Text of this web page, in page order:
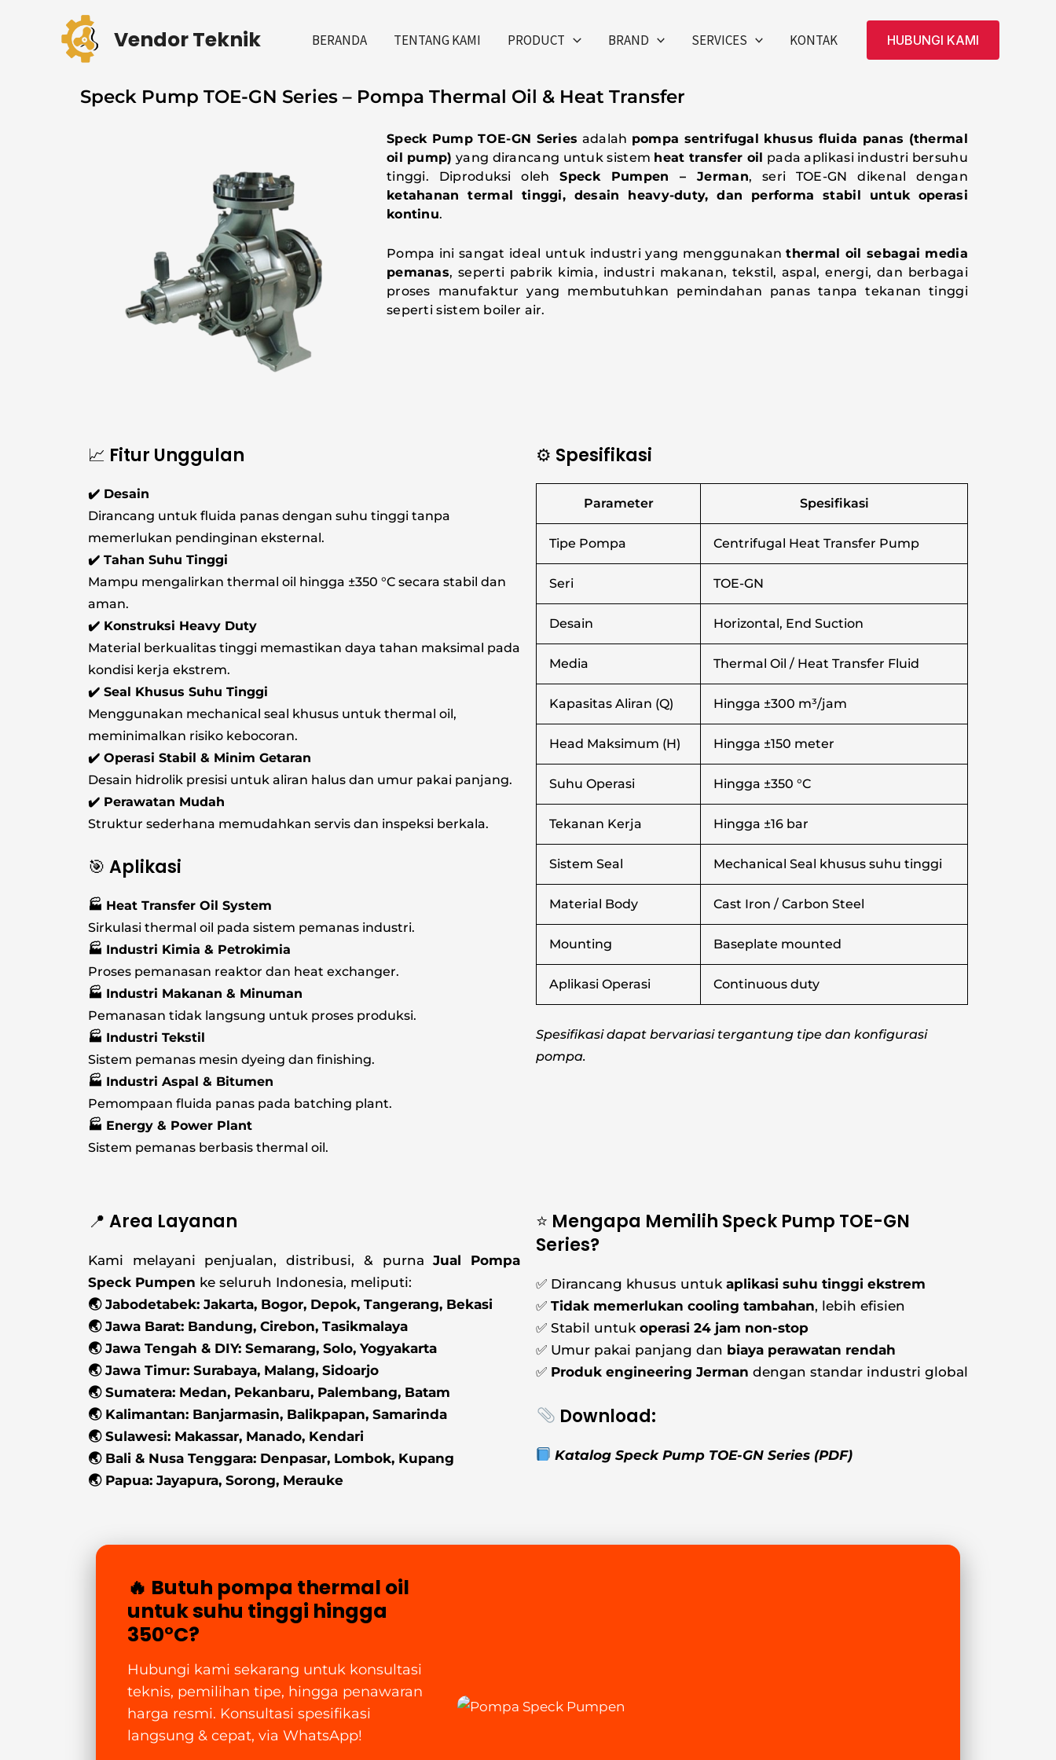
Vendor Teknik BERANDA TENTANG KAMI PRODUCT BRAND SERVICES KONTAK HUBUNGI KAMI
Speck Pump TOE-GN Series – Pompa Thermal Oil & Heat Transfer
Speck Pump TOE-GN Series adalah pompa sentrifugal khusus fluida panas (thermal
oil pump) yang dirancang untuk sistem heat transfer oil pada aplikasi industri bersuhu
tinggi. Diproduksi olehSpeck Pumpen – Jerman, seri TOE-GN dikenal dengan
ketahanan termal tinggi, desain heavy-duty, dan performa stabil untuk operasi
kontinu.
Pompa ini sangat ideal untuk industri yang menggunakanthermal oil sebagai media
pemanas, seperti pabrik kimia, industri makanan, tekstil, aspal, energi, dan berbagai
proses manufaktur yang membutuhkan pemindahan panas tanpa tekanan tinggi
seperti sistem boiler air.
📈 Fitur Unggulan
✔️ Desain
Dirancang untuk fluida panas dengan suhu tinggi tanpa
memerlukan pendinginan eksternal.
✔️ Tahan Suhu Tinggi
Mampu mengalirkan thermal oil hingga ±350 °C secara stabil dan
aman.
✔️ Konstruksi Heavy Duty
Material berkualitas tinggi memastikan daya tahan maksimal pada
kondisi kerja ekstrem.
✔️ Seal Khusus Suhu Tinggi
Menggunakan mechanical seal khusus untuk thermal oil,
meminimalkan risiko kebocoran.
✔️ Operasi Stabil & Minim Getaran
Desain hidrolik presisi untuk aliran halus dan umur pakai panjang.
✔️ Perawatan Mudah
Struktur sederhana memudahkan servis dan inspeksi berkala.
🎯 Aplikasi
🏭 Heat Transfer Oil System
Sirkulasi thermal oil pada sistem pemanas industri.
🏭 Industri Kimia & Petrokimia
Proses pemanasan reaktor dan heat exchanger.
🏭 Industri Makanan & Minuman
Pemanasan tidak langsung untuk proses produksi.
🏭 Industri Tekstil
Sistem pemanas mesin dyeing dan finishing.
🏭 Industri Aspal & Bitumen
Pemompaan fluida panas pada batching plant.
🏭 Energy & Power Plant
Sistem pemanas berbasis thermal oil.
⚙️ Spesifikasi
Parameter Spesifikasi
Tipe Pompa Centrifugal Heat Transfer Pump
Seri TOE-GN
Desain Horizontal, End Suction
Media Thermal Oil / Heat Transfer Fluid
Kapasitas Aliran (Q) Hingga ±300 m³/jam
Head Maksimum (H) Hingga ±150 meter
Suhu Operasi Hingga ±350 °C
Tekanan Kerja Hingga ±16 bar
Sistem Seal Mechanical Seal khusus suhu tinggi
Material Body Cast Iron / Carbon Steel
Mounting Baseplate mounted
Aplikasi Operasi Continuous duty
Spesifikasi dapat bervariasi tergantung tipe dan konfigurasi
pompa.
📍 Area Layanan
Kami melayani penjualan, distribusi, & purnaJual
Pompa
Speck Pumpen ke seluruh Indonesia, meliputi:
🌏 Jabodetabek: Jakarta, Bogor, Depok, Tangerang, Bekasi
🌏 Jawa Barat: Bandung, Cirebon, Tasikmalaya
🌏 Jawa Tengah & DIY: Semarang, Solo, Yogyakarta
🌏 Jawa Timur: Surabaya, Malang, Sidoarjo
🌏 Sumatera: Medan, Pekanbaru, Palembang, Batam
🌏 Kalimantan: Banjarmasin, Balikpapan, Samarinda
🌏 Sulawesi: Makassar, Manado, Kendari
🌏 Bali & Nusa Tenggara: Denpasar, Lombok, Kupang
🌏 Papua: Jayapura, Sorong, Merauke
⭐ Mengapa Memilih Speck Pump TOE-GN
Series?
✅ Dirancang khusus untuk aplikasi suhu tinggi ekstrem
✅ Tidak memerlukan cooling tambahan, lebih efisien
✅ Stabil untuk operasi 24 jam non-stop
✅ Umur pakai panjang dan biaya perawatan rendah
✅ Produk engineering Jerman dengan standar industri global
Download:
Katalog Speck Pump TOE-GN Series (PDF)
🔥 Butuh pompa thermal oil
untuk suhu tinggi hingga
350°C?
Hubungi kami sekarang untuk konsultasi
teknis, pemilihan tipe, hingga penawaran
harga resmi. Konsultasi spesifikasi
langsung & cepat, via WhatsApp!